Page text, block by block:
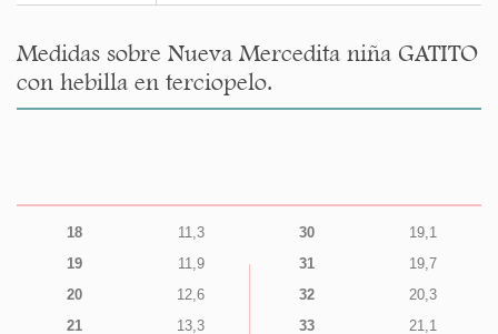
Medidas sobre Nueva Mercedita niña GATITO
con hebilla en terciopelo.
18
11,3
19
11,9
20
12,6
21
13,3
30
19,1
31
19,7
32
20,3
33
21,1